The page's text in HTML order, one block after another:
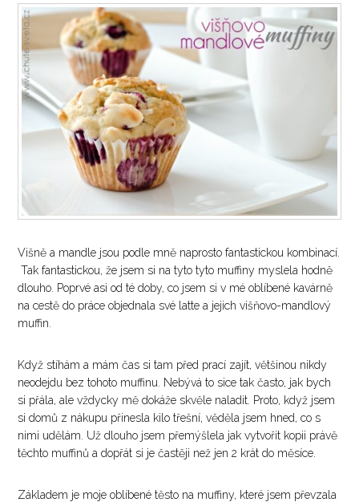
Višně a mandle jsou podle mně naprosto fantastickou kombinací.
Tak fantastickou, že jsem si na tyto tyto muffiny myslela hodně
dlouho. Poprvé asi od té doby, co jsem si v mé oblíbené kavárně
na cestě do práce objednala své latte a jejich višňovo-mandlový
muffin.
Když stíhám a mám čas si tam před prací zajít, většinou nikdy
neodejdu bez tohoto muffinu. Nebývá to sice tak často, jak bych
si přála, ale vždycky mě dokáže skvěle naladit. Proto, když jsem
si domů z nákupu přinesla kilo třešní, věděla jsem hned, co s
nimi udělám. Už dlouho jsem přemýšlela jak vytvořit kopii právě
těchto muffinů a dopřát si je častěji než jen 2 krát do měsíce.
Základem je moje oblíbené těsto na muffiny, které jsem převzala